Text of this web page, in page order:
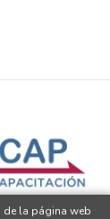
la página web